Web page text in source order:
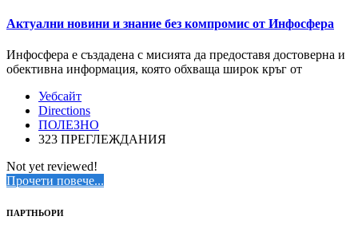
Актуални новини и знание без компромис от Инфосфера
Инфосфера е създадена с мисията да предоставя достоверна и
обективна информация, която обхваща широк кръг от
Уебсайт
Directions
ПОЛЕЗНО
323 ПРЕГЛЕЖДАНИЯ
Not yet reviewed!
Прочети повече...
ПАРТНЬОРИ